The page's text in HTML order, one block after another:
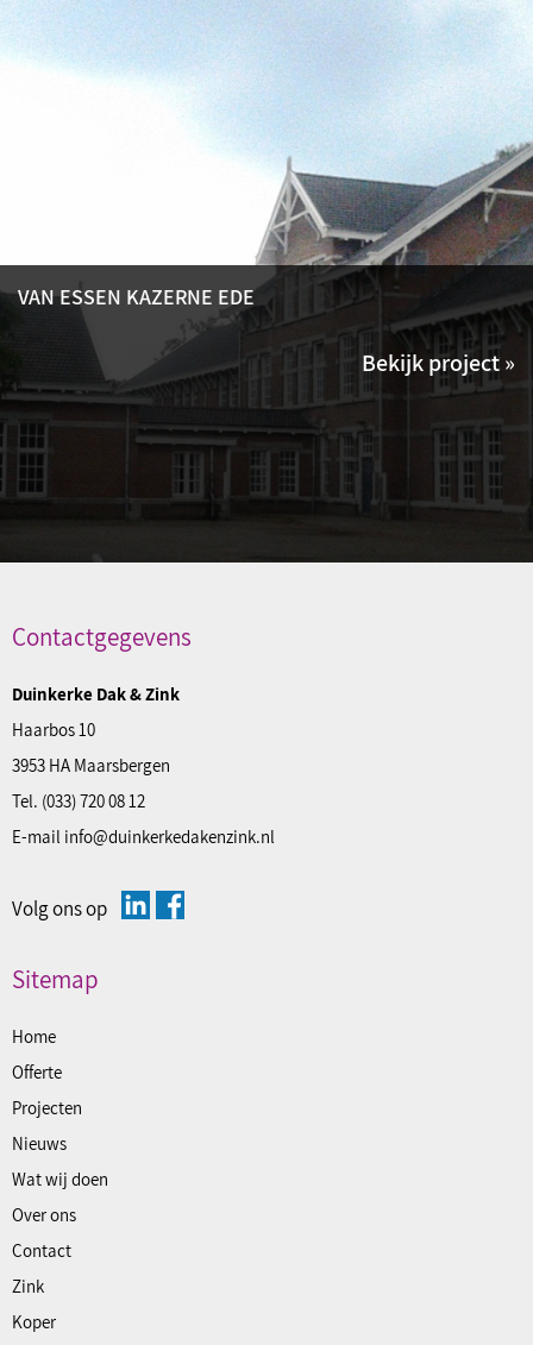
VAN ESSEN KAZERNE EDE
Bekijk project »
Contactgegevens
Duinkerke Dak & Zink
Haarbos 10
3953 HA Maarsbergen
Tel. (033) 720 08 12
E-mail info@duinkerkedakenzink.nl
Volg ons op
Sitemap
Home
Offerte
Projecten
Nieuws
Wat wij doen
Over ons
Contact
Zink
Koper